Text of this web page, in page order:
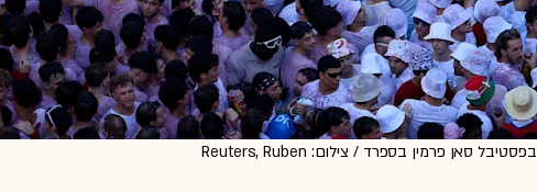
שלט שאומר ''להשמיד את ישראל'' נפרש בפסטיבל סאן פרמין בספרד / צילום: Reuters, Ruben